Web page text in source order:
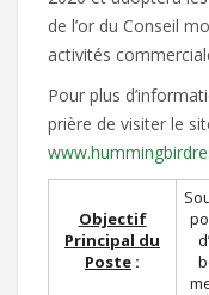
de l’or du Conseil
activités
Pour plus
prière de visiter le
Objectif
Principal du
Poste :